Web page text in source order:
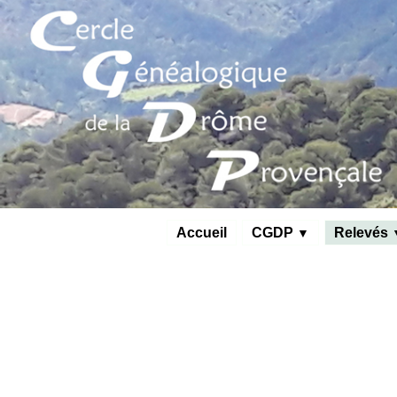
Accueil CGDP ▼ Relevés